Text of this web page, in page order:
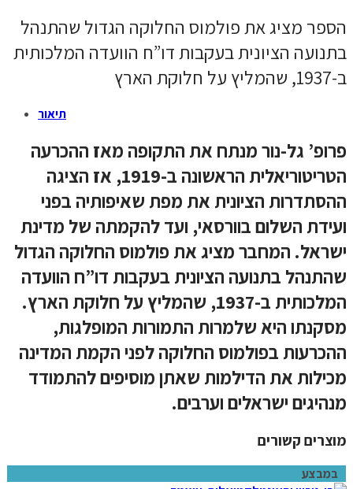
הספר מציג את פולמוס החלוקה הגדול שהתנהל
בתנועה הציונית בעקבות דו”ח הוועדה המלכותית
ב-1937, שהמליץ על חלוקת הארץ
תיאור
פרופ’ גל-נור מנתח את התקופה מאז ההכרעה
הטריטוריאלית הראשונה ב-1919, אז הציגה
ההסתדרות הציונית את מפת שאיפותיה בפני
ועידת השלום בוורסאי, ועד להקמתה של מדינת
ישראל. המחבר מציג את פולמוס החלוקה הגדול
שהתנהל בתנועה הציונית בעקבות דו”ח הוועדה
המלכותית ב-1937, שהמליץ על חלוקת הארץ.
מסקנתו היא שלמרות התמורות המופלגות,
ההכרעות בפולמוס החלוקה לפני הקמת המדינה
מכילות את הדילמות שאתן מוסיפים להתמודד
מנהיגים ישראלים וערבים.
מוצרים קשורים
במבצע